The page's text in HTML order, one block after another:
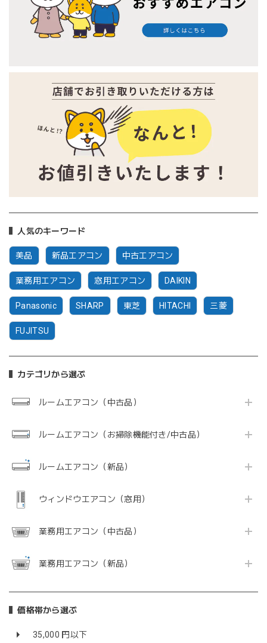
人気のキーワード
美品 新品エアコン 中古エアコン
業務用エアコン 窓用エアコン DAIKIN
Panasonic SHARP 東芝 HITACHI 三菱
FUJITSU
カテゴリから選ぶ
ルームエアコン（中古品）
ルームエアコン（お掃除機能付き/中古品）
ルームエアコン（新品）
ウィンドウエアコン（窓用）
業務用エアコン（中古品）
業務用エアコン（新品）
価格帯から選ぶ
35,000 円以下